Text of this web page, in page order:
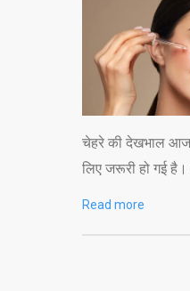
चेहरे की देखभाल
लिए जरूरी हो गई
Read more